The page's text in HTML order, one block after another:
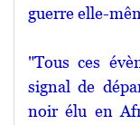
guerre elle-
"Tous ces
signal de
noir élu en